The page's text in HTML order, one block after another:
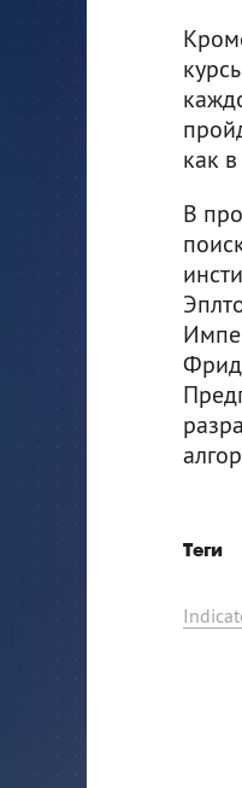
как
В
Теги